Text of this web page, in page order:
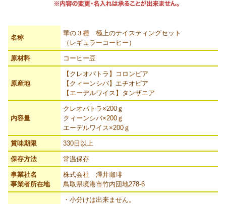
名称
華の３種 極上のテイスティングセット
（レギュラーコーヒー）
原材料 コーヒー豆
原産地
【クレオパトラ】コロンビア
【クィーンシバ】エチオピア
【エーデルワイス】タンザニア
内容量
クレオパトラ×200ｇ
クィーンシバ×200ｇ
エーデルワイス×200ｇ
賞味期限 330日以上
保存方法 常温保存
事業社名
事業者所在地
株式会社 澤井珈琲
鳥取県境港市竹内団地278-6
・小分けは出来ません。